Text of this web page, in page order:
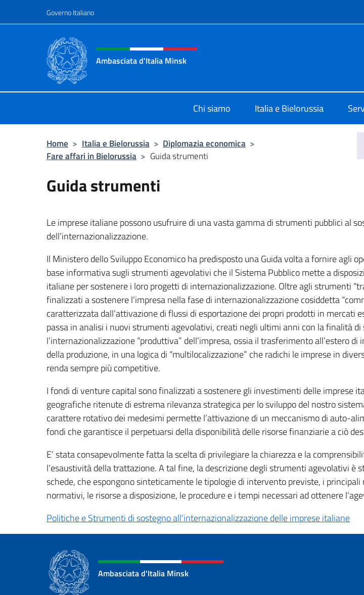
Governo Italiano
Intestazione sito, social e menù
Ambasciata d'Italia Minsk
Chi siamo Italia e Bielorussia
Home > Italia e Bielorussia > Diplomazia economica >
Fare affari in Bielorussia > Guida strumenti
Guida strumenti
Le imprese italiane possono usufruire di una vasta gamma di strumenti pubblici al
dell’internazionalizzazione.
Il Ministero dello Sviluppo Economico ha predisposto una Guida volta a fornire agli
base informativa sugli strumenti agevolativi che il Sistema Pubblico mette a
italiane per sostenere i loro progetti di internazionalizzazione. Oltre agli strumenti
finalizzati a sostenere l’impresa nella fase di internazionalizzazione cosiddetta
caratterizzata dall’attivazione di flussi di esportazione dei propri prodotti in mercati
passa in analisi i nuovi strumenti agevolativi, creati negli ultimi anni con la finalità di
l’internazionalizzazione “produttiva” dell’impresa, ossia il trasferimento all’estero
della produzione, in una logica di “multilocalizzazione” che radichi le imprese in
renda sempre più competitive.
I fondi di venture capital sono finalizzati a sostenere gli investimenti delle imprese
geografiche ritenute di estrema rilevanza strategica per lo sviluppo del nostro
carattere rotativo dei medesimi permette l’attivazione di un meccanismo di auto-
fondi che garantisce il perpetuarsi della disponibilità delle risorse finanziarie a ciò
E’ stata consapevolmente fatta la scelta di privilegiare la chiarezza e la
l’esaustività della trattazione. A tal fine, la descrizione degli strumenti agevolativi è
schede, che espongono sinteticamente le tipologie di intervento previste, i
normativi, le risorse a disposizione, le procedure e i tempi necessari ad ottenere
Politiche e Strumenti di sostegno all’internazionalizzazione delle imprese italiane
Ambasciata d'Italia Minsk